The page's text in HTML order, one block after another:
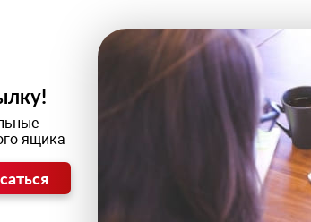
ящика